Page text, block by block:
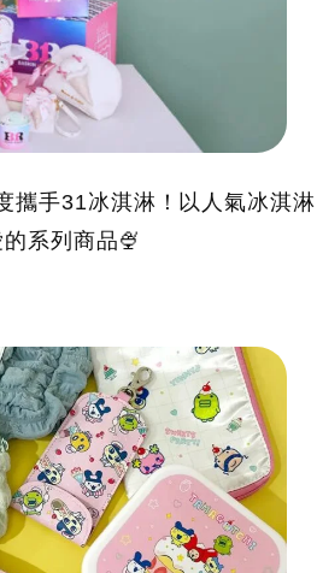
攜手31冰淇淋！以人氣冰淇淋
系列商品🍨